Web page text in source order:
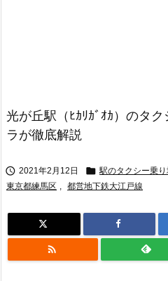
光が丘駅（ﾋｶﾘｶﾞｵｶ）のタ
ラが徹底解説
 2021年2月12日  駅のタクシー乗
東京都練馬区 , 都営地下鉄大江戸線
